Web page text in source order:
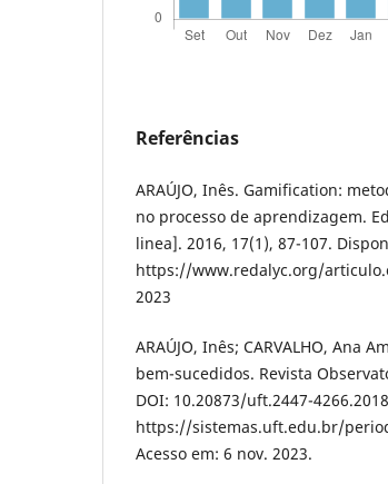
Referências
ARAÚJO, Inês. Gamification:
no processo de aprendizagem.
linea]. 2016, 17(1), 87-107.
https://www.redalyc.org/
2023
ARAÚJO, Inês; CARVALHO, Ana
bem-sucedidos. Revista
DOI: 10.20873/uft.2447-
https://sistemas.uft.edu.br/
Acesso em: 6 nov. 2023.